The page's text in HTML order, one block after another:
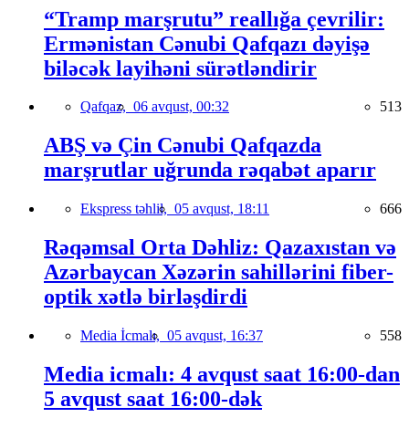
“Tramp marşrutu” reallığa çevrilir:
Ermənistan Cənubi Qafqazı dəyişə
biləcək layihəni sürətləndirir
Qafqaz, 06 avqust, 00:32 513
ABŞ və Çin Cənubi Qafqazda
marşrutlar uğrunda rəqabət aparır
Ekspress təhlil, 05 avqust, 18:11 666
Rəqəmsal Orta Dəhliz: Qazaxıstan və
Azərbaycan Xəzərin sahillərini fiber-
optik xətlə birləşdirdi
Media İcmalı, 05 avqust, 16:37 558
Media icmalı: 4 avqust saat 16:00-dan
5 avqust saat 16:00-dək